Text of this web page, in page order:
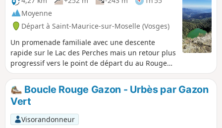
Moyenne
Départ à Saint-Maurice-sur-Moselle (Vosges)
Un promenade familiale avec une descente
rapide sur le Lac des Perches mais un retour plus
progressif vers le point de départ du au Rouge
Gazon.
Boucle Rouge Gazon - Urbès par Gazon
Vert
Visorandonneur